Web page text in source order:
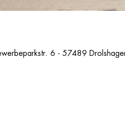
6 - 57489